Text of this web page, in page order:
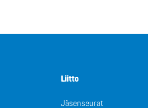
Liitto
Jäsenseurat